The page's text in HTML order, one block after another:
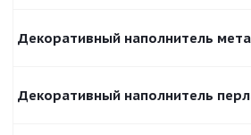
Декоративный наполнитель
Декоративный наполнитель